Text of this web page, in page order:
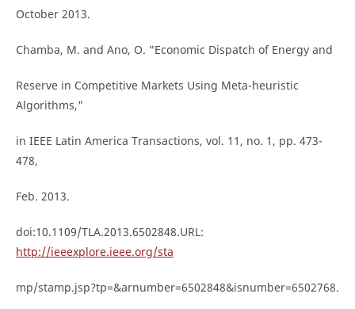
October 2013.
Chamba, M. and Ano, O. "Economic Dispatch of Energy and
Reserve in Competitive Markets Using Meta-heuristic
Algorithms,"
in IEEE Latin America Transactions, vol. 11, no. 1, pp. 473-
478,
Feb. 2013.
doi:10.1109/TLA.2013.6502848.URL:
http://ieeexplore.ieee.org/sta
mp/stamp.jsp?tp=&arnumber=6502848&isnumber=6502768.